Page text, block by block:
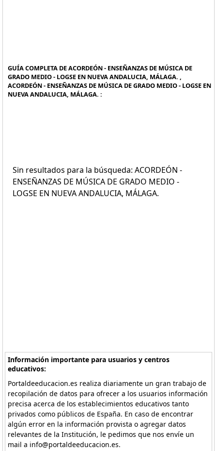
GUÍA COMPLETA DE ACORDEÓN - ENSEÑANZAS DE MÚSICA DE
GRADO MEDIO - LOGSE EN NUEVA ANDALUCIA, MÁLAGA. ,
ACORDEÓN - ENSEÑANZAS DE MÚSICA DE GRADO MEDIO - LOGSE EN
NUEVA ANDALUCIA, MÁLAGA. :
Sin resultados para la búsqueda: ACORDEÓN -
ENSEÑANZAS DE MÚSICA DE GRADO MEDIO -
LOGSE EN NUEVA ANDALUCIA, MÁLAGA.
Información importante para usuarios y centros
educativos:
Portaldeeducacion.es realiza diariamente un gran trabajo de
recopilación de datos para ofrecer a los usuarios información
precisa acerca de los establecimientos educativos tanto
privados como públicos de España. En caso de encontrar
algún error en la información provista o agregar datos
relevantes de la Institución, le pedimos que nos envíe un
mail a info@portaldeeducacion.es.